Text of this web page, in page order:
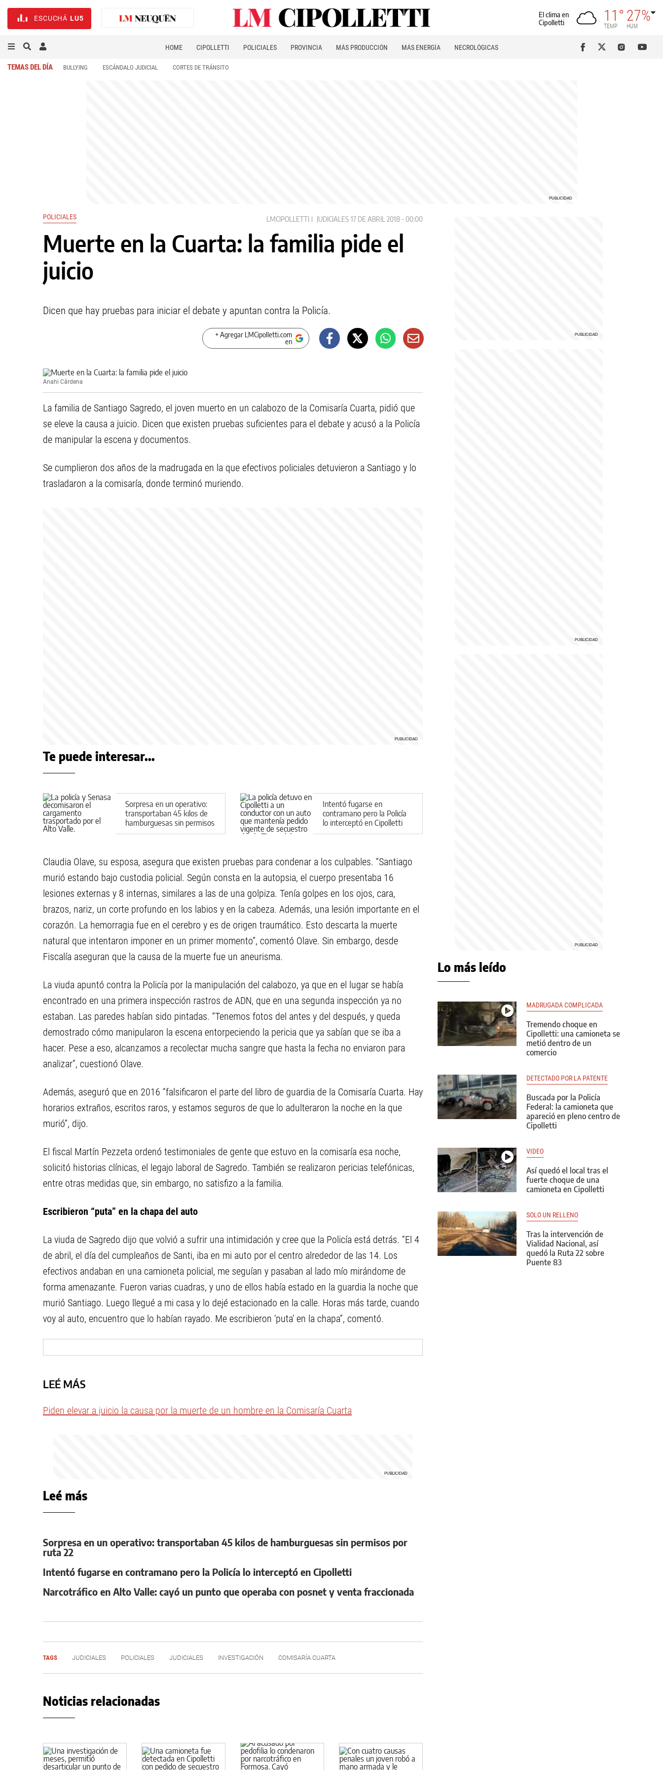
ESCUCHÁ LU5
El clima en
Cipolletti
11°
TEMP
27%
HUM
HOME CIPOLLETTI POLICIALES PROVINCIA MÁS PRODUCCIÓN MÁS ENERGÍA NECROLÓGICAS
TEMAS DEL DÍA BULLYING ESCÁNDALO JUDICIAL CORTES DE TRÁNSITO
POLICIALES LMCIPOLLETTI JUDICIALES 17 DE ABRIL 2018 - 00:00
Muerte en la Cuarta: la familia pide el
juicio
Dicen que hay pruebas para iniciar el debate y apuntan contra la Policía.
+ Agregar LMCipolletti.com
en
Anahi Cárdena
La familia de Santiago Sagredo, el joven muerto en un calabozo de la Comisaría Cuarta, pidió que
se eleve la causa a juicio. Dicen que existen pruebas suficientes para el debate y acusó a la Policía
de manipular la escena y documentos.
Se cumplieron dos años de la madrugada en la que efectivos policiales detuvieron a Santiago y lo
trasladaron a la comisaría, donde terminó muriendo.
Te puede interesar...
Sorpresa en un operativo:
transportaban 45 kilos de
hamburguesas sin permisos
por ruta 22
Intentó fugarse en
contramano pero la Policía
lo interceptó en Cipolletti
Claudia Olave, su esposa, asegura que existen pruebas para condenar a los culpables. “Santiago
murió estando bajo custodia policial. Según consta en la autopsia, el cuerpo presentaba 16
lesiones externas y 8 internas, similares a las de una golpiza. Tenía golpes en los ojos, cara,
brazos, nariz, un corte profundo en los labios y en la cabeza. Además, una lesión importante en el
corazón. La hemorragia fue en el cerebro y es de origen traumático. Esto descarta la muerte
natural que intentaron imponer en un primer momento”, comentó Olave. Sin embargo, desde
Fiscalía aseguran que la causa de la muerte fue un aneurisma.
La viuda apuntó contra la Policía por la manipulación del calabozo, ya que en el lugar se había
encontrado en una primera inspección rastros de ADN, que en una segunda inspección ya no
estaban. Las paredes habían sido pintadas. “Tenemos fotos del antes y del después, y queda
demostrado cómo manipularon la escena entorpeciendo la pericia que ya sabían que se iba a
hacer. Pese a eso, alcanzamos a recolectar mucha sangre que hasta la fecha no enviaron para
analizar”, cuestionó Olave.
Además, aseguró que en 2016 “falsificaron el parte del libro de guardia de la Comisaría Cuarta. Hay
horarios extraños, escritos raros, y estamos seguros de que lo adulteraron la noche en la que
murió”, dijo.
El fiscal Martín Pezzeta ordenó testimoniales de gente que estuvo en la comisaría esa noche,
solicitó historias clínicas, el legajo laboral de Sagredo. También se realizaron pericias telefónicas,
entre otras medidas que, sin embargo, no satisfizo a la familia.
Escribieron “puta” en la chapa del auto
La viuda de Sagredo dijo que volvió a sufrir una intimidación y cree que la Policía está detrás. “El 4
de abril, el día del cumpleaños de Santi, iba en mi auto por el centro alrededor de las 14. Los
efectivos andaban en una camioneta policial, me seguían y pasaban al lado mío mirándome de
forma amenazante. Fueron varias cuadras, y uno de ellos había estado en la guardia la noche que
murió Santiago. Luego llegué a mi casa y lo dejé estacionado en la calle. Horas más tarde, cuando
voy al auto, encuentro que lo habían rayado. Me escribieron ‘puta’ en la chapa”, comentó.
LEÉ MÁS
Piden elevar a juicio la causa por la muerte de un hombre en la Comisaría Cuarta
Leé más
Sorpresa en un operativo: transportaban 45 kilos de hamburguesas sin permisos por
ruta 22
Intentó fugarse en contramano pero la Policía lo interceptó en Cipolletti
Narcotráfico en Alto Valle: cayó un punto que operaba con posnet y venta fraccionada
TAGS JUDICIALES POLICIALES JUDICIALES INVESTIGACIÓN COMISARÍA CUARTA
Noticias relacionadas
Lo más leído
MADRUGADA COMPLICADA
Tremendo choque en
Cipolletti: una camioneta se
metió dentro de un
comercio
DETECTADO POR LA PATENTE
Buscada por la Policía
Federal: la camioneta que
apareció en pleno centro de
Cipolletti
VIDEO
Así quedó el local tras el
fuerte choque de una
camioneta en Cipolletti
SOLO UN RELLENO
Tras la intervención de
Vialidad Nacional, así
quedó la Ruta 22 sobre
Puente 83